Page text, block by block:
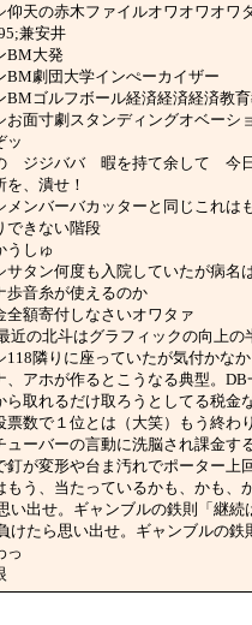
仰天の赤木ファイルオワオワオワ
兼安井
BM大発
BM劇団大学インぺーカイザー
BMゴルフボール経済経済経済教
お面寸劇スタンディングオベーシ
ッ
ジジババ 暇を持て余して 今
を、潰せ！
メンバーバカッターと同じこれは
できない階段
うしゅ
サタン何度も入院していたが病名
歩音糸が使えるのか
全額寄付しなさいオワタァ
近の北斗はグラフィックの向上
118隣りに座っていたが気付かな
、アホが作るとこうなる典型。
ら取れるだけ取ろうとしてる税
票数で１位とは（大笑）もう終わ
ューバーの言動に洗脳され課金
釘が変形や台ま汚れでポーター上
もう、当たっているかも、かも、
い出せ。ギャンブルの鉄則「継続
けたら思い出せ。ギャンブルの
っ